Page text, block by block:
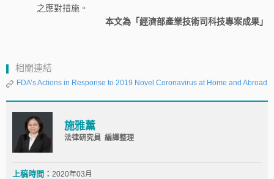
之應對措施。
本文為「經濟部產業技術司科技專案成果」
相關連結
FDA’s Actions in Response to 2019 Novel Coronavirus at Home and Abroad
施雅薰
法律研究員 編譯整理
上稿時間： 2020年03月